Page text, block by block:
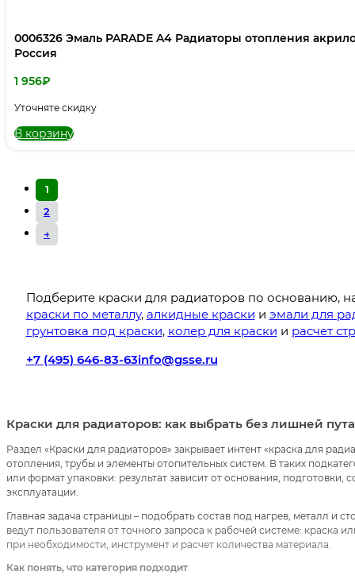
0006326 Эмаль PARADE A4 Радиаторы отопления
Россия
1 956₽
Уточняте скидку
В корзину
1
2
→
Подберите краски для радиаторов по основанию,
краски по металлу, алкидные краски и эмали для
грунтовка под краски, колер для краски и расчет
+7 (495) 646-83-63info@gsse.ru
Краски для радиаторов: как выбрать без лишней
Раздел «Краски для радиаторов» закрывает интент «краска для
отопления, трубы и элементы отопительных систем. В таких
или формат упаковки: результат зависит от основания,
эксплуатации.
Главная задача страницы – подобрать состав под нагрев, металл и
ведут пользователя от точного запроса к рабочей системе: краска
при необходимости, инструмент и расчет количества материала.
Как понять, что категория подходит